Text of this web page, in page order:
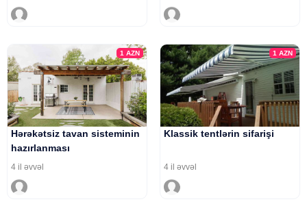
1AZN
Hərəkətsiz tavan sisteminin
hazırlanması
4 il əvvəl
1 AZN
Klassik tentlərin sifarişi
4 il əvvəl